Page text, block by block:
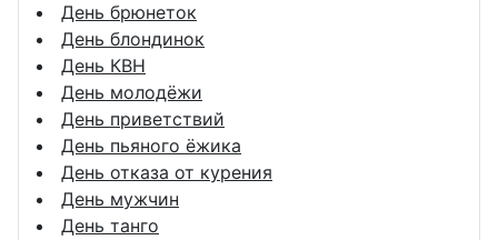
День брюнеток
День блондинок
День КВН
День молодёжи
День приветствий
День пьяного ёжика
День отказа от курения
День мужчин
День танго